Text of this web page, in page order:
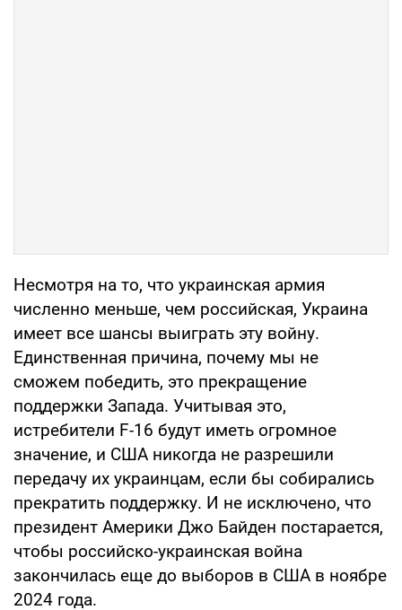
Несмотря на то, что украинская армия
численно меньше, чем российская, Украина
имеет все шансы выиграть эту войну.
Единственная причина, почему мы не
сможем победить, это прекращение
поддержки Запада. Учитывая это,
истребители F-16 будут иметь огромное
значение, и США никогда не разрешили
передачу их украинцам, если бы собирались
прекратить поддержку. И не исключено, что
президент Америки Джо Байден постарается,
чтобы российско-украинская война
закончилась еще до выборов в США в ноябре
2024 года.